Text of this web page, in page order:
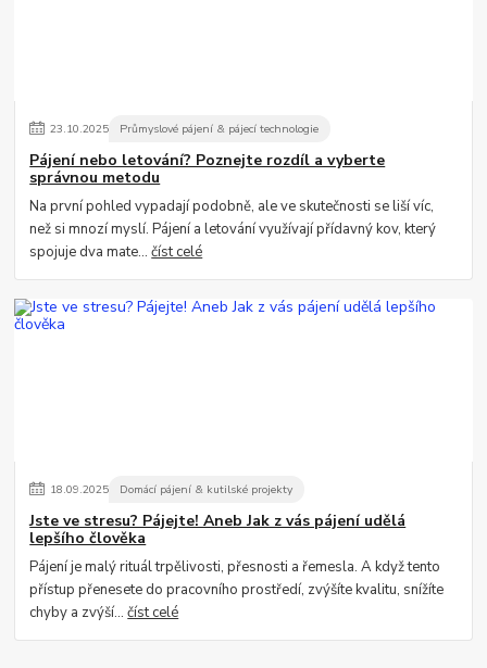
23.10.2025 Průmyslové pájení & pájecí technologie
Pájení nebo letování? Poznejte rozdíl a vyberte
správnou metodu
Na první pohled vypadají podobně, ale ve skutečnosti se liší víc,
než si mnozí myslí. Pájení a letování využívají přídavný kov, který
spojuje dva mate...číst celé
18.09.2025 Domácí pájení & kutilské projekty
Jste ve stresu? Pájejte! Aneb Jak z vás pájení udělá
lepšího člověka
Pájení je malý rituál trpělivosti, přesnosti a řemesla. A když tento
přístup přenesete do pracovního prostředí, zvýšíte kvalitu, snížíte
chyby a zvýší...číst celé